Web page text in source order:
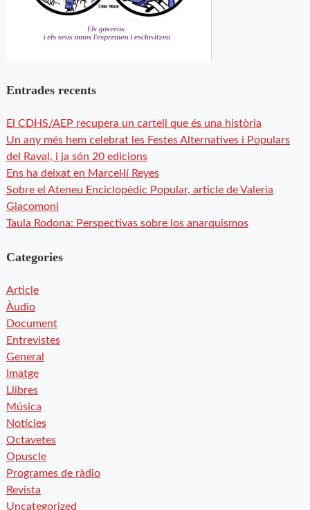
Entrades recents
El CDHS/AEP recupera un cartell que és una història
Un any més hem celebrat les Festes Alternatives i Populars
del Raval, i ja són 20 edicions
Ens ha deixat en Marcel·lí Reyes
Sobre el Ateneu Enciclopèdic Popular, article de Valeria
Giacomoni
Taula Rodona: Perspectivas sobre los anarquismos
Categories
Article
Àudio
Document
Entrevistes
General
Imatge
Llibres
Música
Notícies
Octavetes
Opuscle
Programes de ràdio
Revista
Uncategorized